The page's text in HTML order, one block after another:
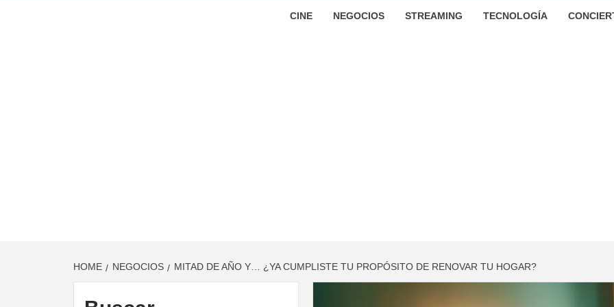
CINE NEGOCIOS STREAMING TECNOLOGÍA
HOME NEGOCIOS MITAD DE AÑO Y… ¿YA CUMPLISTE TU PROPÓSITO DE RENOVAR TU HOGAR?